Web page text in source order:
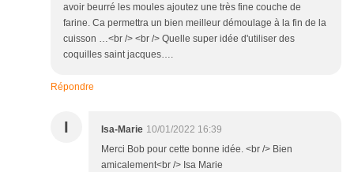
avoir beurré les moules ajoutez une très fine couche de
farine. Ca permettra un bien meilleur démoulage à la fin de la
cuisson …<br /> <br /> Quelle super idée d'utiliser des
coquilles saint jacques….
Répondre
I Isa-Marie 10/01/2022 16:39
Merci Bob pour cette bonne idée. <br /> Bien
amicalement<br /> Isa Marie